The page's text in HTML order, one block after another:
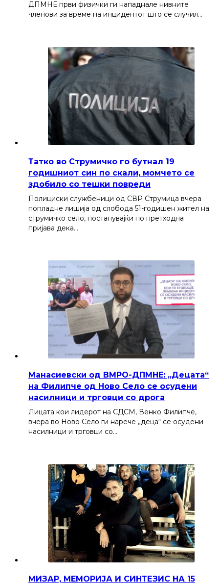
ДПМНЕ први физички ги нападнале нивните
членови за време на инцидентот што се случил…
Татко во Струмичко го бутнал 19
годишниот син по скали, момчето се
здобило со тешки повреди
Полициски службеници од СВР Струмица вчера
попладне лишија од слобода 51-годишен жител на
струмичко село, постапувајќи по претходна
пријава дека…
Манасиевски од ВМРО-ДПМНЕ: „Децата“
на Филипче од Ново Село се осудени
насилници и трговци со дрога
Лицата кои лидерот на СДСМ, Венко Филипче,
вчера во Ново Село ги нарече „деца“ се осудени
насилници и трговци со…
МИЗАР, МЕМОРИЈА И СИНТЕЗИС НА 15